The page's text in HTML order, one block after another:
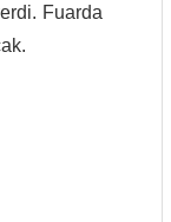
Fuarda